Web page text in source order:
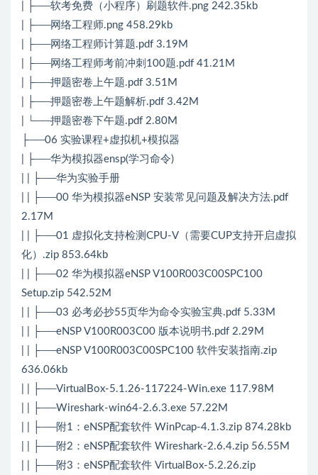
| ├──软考免费（小程序）刷题软件.png 242.35kb
| ├──网络工程师.png 458.29kb
| ├──网络工程师计算题.pdf 3.19M
| ├──网络工程师考前冲刺100题.pdf 41.21M
| ├──押题密卷上午题.pdf 3.51M
| ├──押题密卷上午题解析.pdf 3.42M
| └──押题密卷下午题.pdf 2.80M
├──06 实验课程+虚拟机+模拟器
| ├──华为模拟器ensp(学习命令)
| | ├──华为实验手册
| | ├──00 华为模拟器eNSP 安装常见问题及解决方法.pdf
2.17M
| | ├──01 虚拟化支持检测CPU-V（需要CUP支持开启虚拟
化）.zip 853.64kb
| | ├──02 华为模拟器eNSP V100R003C00SPC100
Setup.zip 542.52M
| | ├──03 必考必抄55页华为命令实验宝典.pdf 5.33M
| | ├──eNSP V100R003C00 版本说明书.pdf 2.29M
| | ├──eNSP V100R003C00SPC100 软件安装指南.zip
636.06kb
| | ├──VirtualBox-5.1.26-117224-Win.exe 117.98M
| | ├──Wireshark-win64-2.6.3.exe 57.22M
| | ├──附1：eNSP配套软件 WinPcap-4.1.3.zip 874.28kb
| | ├──附2：eNSP配套软件 Wireshark-2.6.4.zip 56.55M
| | ├──附3：eNSP配套软件 VirtualBox-5.2.26.zip